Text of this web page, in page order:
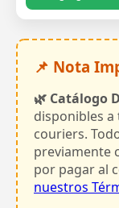
📌 Nota
🌿 Catálogo
disponibles a
couriers.
previamente
por pagar al
nuestros